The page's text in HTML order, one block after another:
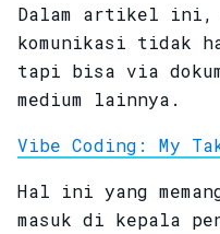
Dalam artikel ini,
komunikasi tidak
tapi bisa via
medium lainnya.
Vibe Coding: My
Hal ini yang
masuk di kepala